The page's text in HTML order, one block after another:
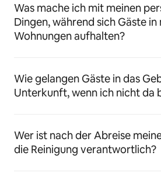
Was mache ich mit meinen
Dingen, während sich Gäste in
Wohnungen aufhalten?
Wie gelangen Gäste in das
Unterkunft, wenn ich nicht da
Wer ist nach der Abreise
die Reinigung verantwortlich?